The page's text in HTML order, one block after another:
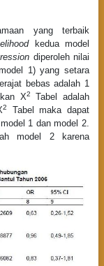
yang terbaik
kedua model
diperoleh nilai
1) yang setara
bebas adalah 1
X2
Tabel adalah
2
Tabel maka dapat
1 dan model 2.
model 2 karena